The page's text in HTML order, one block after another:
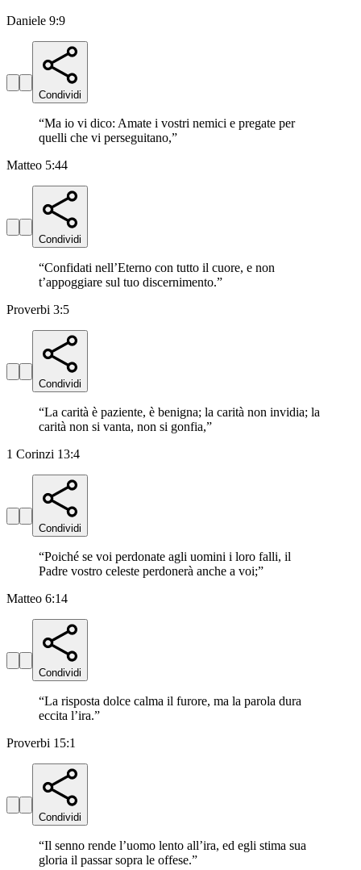
Daniele 9:9
Condividi
“Ma io vi dico: Amate i vostri nemici e pregate per
quelli che vi perseguitano,”
Matteo 5:44
Condividi
“Confidati nell’Eterno con tutto il cuore, e non
t’appoggiare sul tuo discernimento.”
Proverbi 3:5
Condividi
“La carità è paziente, è benigna; la carità non invidia; la
carità non si vanta, non si gonfia,”
1 Corinzi 13:4
Condividi
“Poiché se voi perdonate agli uomini i loro falli, il
Padre vostro celeste perdonerà anche a voi;”
Matteo 6:14
Condividi
“La risposta dolce calma il furore, ma la parola dura
eccita l’ira.”
Proverbi 15:1
Condividi
“Il senno rende l’uomo lento all’ira, ed egli stima sua
gloria il passar sopra le offese.”